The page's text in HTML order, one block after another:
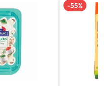
-55%